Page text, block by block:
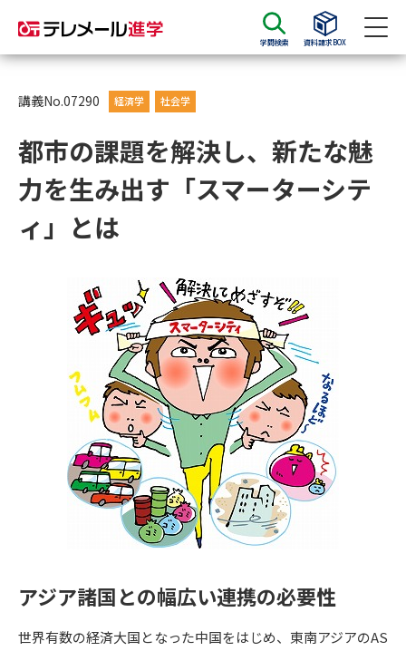
学問検索 資料請求BOX
資料請求
大学・短大の資料種類から請求
大学・短大以外の資料から請求
専門学校の資料請求 大学院の資料請求
留学・進学関連、塾・予備校
大学入学共通テスト「受験案
内」の請求
大学入学共通テスト「受験上の
配慮案内」の請求
高等学校卒業程度認定試験
高等学校（情報）教員資格認定
講義No.07290 経済学 社会学
都市の課題を解決し、新たな魅
力を生み出す「スマーターシテ
ィ」とは
アジア諸国との幅広い連携の必要性
世界有数の経済大国となった中国をはじめ、東南アジアのAS